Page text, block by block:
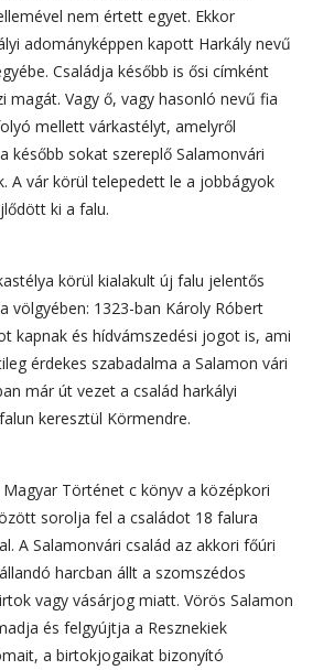
nem értett egyet. Ekkor
adományképpen kapott Harkály nevű
Családja később is ősi címként
magát. Vagy ő, vagy hasonló nevű fia
mellett várkastélyt, amelyről
később sokat szereplő Salamonvári
A vár körül telepedett le a jobbágyok
ki a falu.
körül kialakult új falu jelentős
völgyében: 1323-ban Károly Róbert
kapnak és hídvámszedési jogot is, ami
érdekes szabadalma a Salamon vári
már út vezet a család harkályi
keresztül Körmendre.
Történet с könyv a középkori
sorolja fel a családot 18 falura
A Salamonvári család az akkori főúri
harcban állt a szomszédos
vagy vásárjog miatt. Vörös Salamon
és felgyújtja a Resznekiek
a birtokjogaikat bizonyító